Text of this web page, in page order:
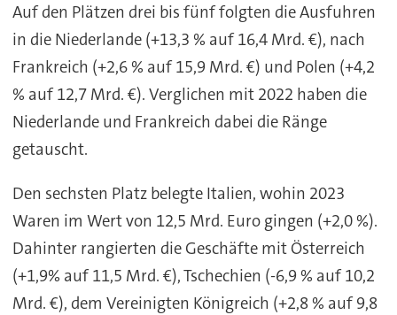
Auf den Plätzen drei bis fünf folgten die Ausfuhren
in die Niederlande (+13,3 % auf 16,4 Mrd. €), nach
Frankreich (+2,6 % auf 15,9 Mrd. €) und Polen (+4,2
% auf 12,7 Mrd. €). Verglichen mit 2022 haben die
Niederlande und Frankreich dabei die Ränge
getauscht.
Den sechsten Platz belegte Italien, wohin 2023
Waren im Wert von 12,5 Mrd. Euro gingen (+2,0 %).
Dahinter rangierten die Geschäfte mit Österreich
(+1,9% auf 11,5 Mrd. €), Tschechien (-6,9 % auf 10,2
Mrd. €), dem Vereinigten Königreich (+2,8 % auf 9,8